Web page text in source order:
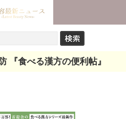
『食べる漢方の便利帖』